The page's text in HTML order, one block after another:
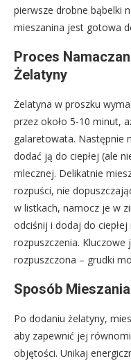
pierwsze drobne bąbelki
mieszanina jest gotowa
Proces
Żelatyny
Żelatyna w proszku
przez około 5-10 minut,
galaretowata. Następnie
dodać ją do ciepłej (ale
mlecznej. Delikatnie
rozpuści, nie
w listkach, namocz je w
odciśnij i dodaj do
rozpuszczenia. Kluczowe
rozpuszczona – grudki
Sposób
Po dodaniu żelatyny,
aby zapewnić jej
objętości. Unikaj